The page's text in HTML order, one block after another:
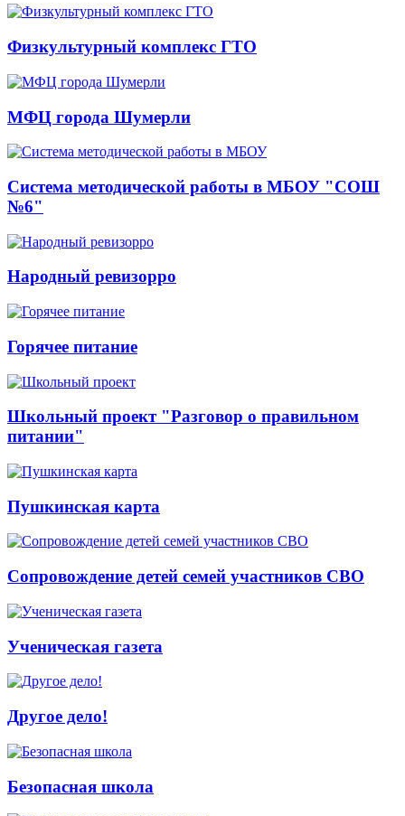
Физкультурный комплекс ГТО
МФЦ города Шумерли
Система методической работы в МБОУ "СОШ
№6"
Народный ревизорро
Горячее питание
Школьный проект "Разговор о правильном
питании"
Пушкинская карта
Сопровождение детей семей участников СВО
Ученическая газета
Другое дело!
Безопасная школа